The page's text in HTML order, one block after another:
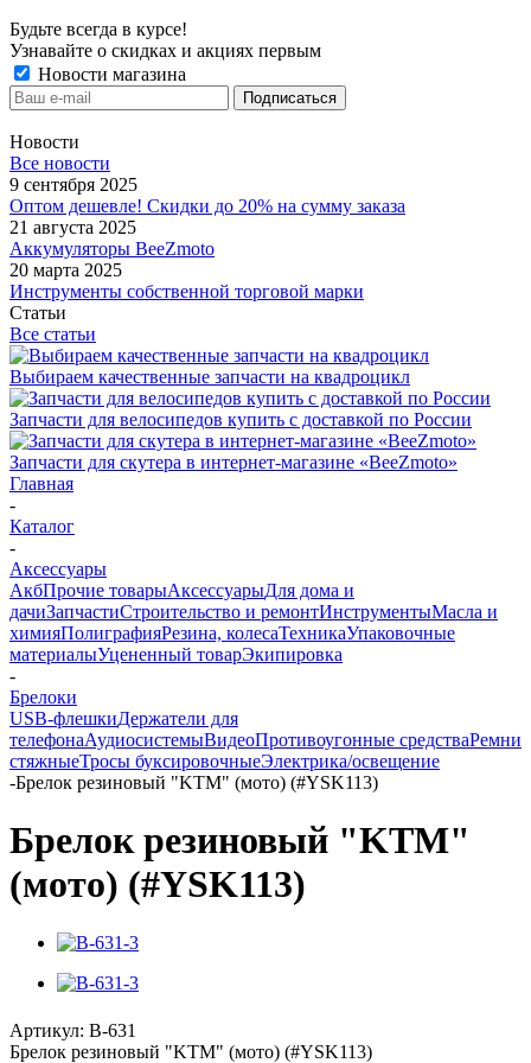
Будьте всегда в курсе!
Узнавайте о скидках и акциях первым
Новости магазина
Новости
Все новости
9 сентября 2025
Оптом дешевле! Скидки до 20% на сумму заказа
21 августа 2025
Аккумуляторы BeeZmoto
20 марта 2025
Инструменты собственной торговой марки
Статьи
Все статьи
Выбираем качественные запчасти на квадроцикл
Запчасти для велосипедов купить с доставкой по России
Запчасти для скутера в интернет-магазине «BeeZmoto»
Главная
-
Каталог
-
Аксессуары
АкбПрочие товарыАксессуарыДля дома и
дачиЗапчастиСтроительство и ремонтИнструментыМасла и
химияПолиграфияРезина, колесаТехникаУпаковочные
материалыУцененный товарЭкипировка
-
Брелоки
USB-флешкиДержатели для
телефонаАудиосистемыВидеоПротивоугонные средстваРемни
стяжныеТросы буксировочныеЭлектрика/освещение
-Брелок резиновый "KTM" (мото) (#YSK113)
Брелок резиновый "KTM"
(мото) (#YSK113)
Артикул: B-631
Брелок резиновый "KTM" (мото) (#YSK113)